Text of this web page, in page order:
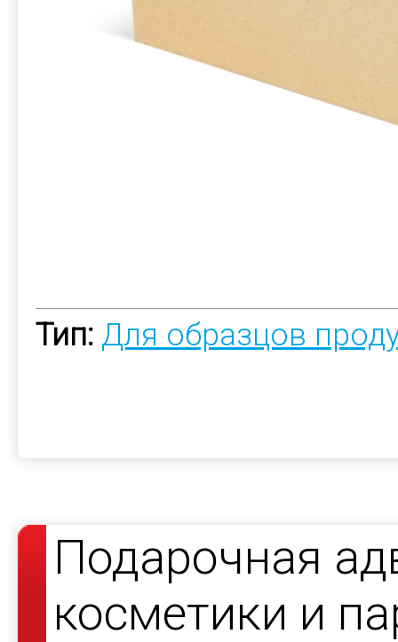
Тип: Для образцов
Подарочная
косметики и